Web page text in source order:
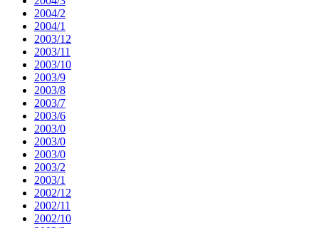
2004/2
2004/1
2003/12
2003/11
2003/10
2003/9
2003/8
2003/7
2003/6
2003/0
2003/0
2003/0
2003/2
2003/1
2002/12
2002/11
2002/10